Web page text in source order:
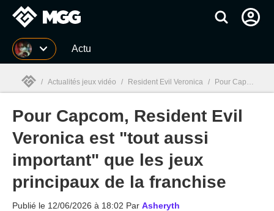
MGG Actu
MGG
/ Actualités jeux vidéo / Resident Evil Veronica / Pour Capcom, Resident Evil Veronica est "tout aussi important" que les jeux principaux de la franchise
Pour Capcom, Resident Evil
Veronica est "tout aussi
important" que les jeux
principaux de la franchise
Publié le 12/06/2026 à 18:02 Par Asheryth